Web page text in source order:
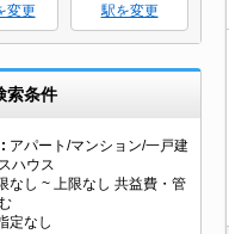
変更 駅を変更
索条件
アパート/マンション/一戸建
ハウス
なし ~ 上限なし 共益費・管
定なし